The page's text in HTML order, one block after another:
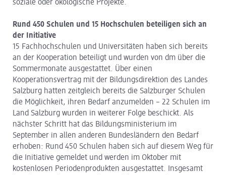
soziale oder ökologische Projekte.
Rund 450 Schulen und 15 Hochschulen beteiligen sich an
der Initiative
15 Fachhochschulen und Universitäten haben sich bereits
an der Kooperation beteiligt und wurden von dm über die
Sommermonate ausgestattet. Über einen
Kooperationsvertrag mit der Bildungsdirektion des Landes
Salzburg hatten zeitgleich bereits die Salzburger Schulen
die Möglichkeit, ihren Bedarf anzumelden – 22 Schulen im
Land Salzburg wurden in weiterer Folge beschickt. Als
nächster Schritt hat das Bildungsministerium im
September in allen anderen Bundesländern den Bedarf
erhoben: Rund 450 Schulen haben sich auf diesem Weg für
die Initiative gemeldet und werden im Oktober mit
kostenlosen Periodenprodukten ausgestattet. Insgesamt